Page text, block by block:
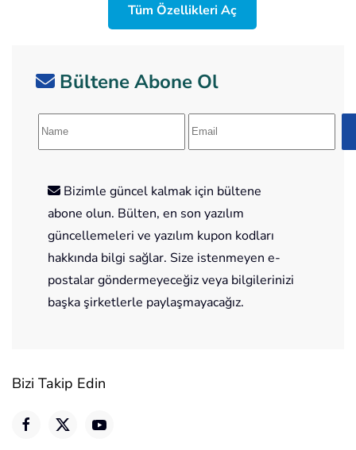
Tüm Özellikleri Aç
Bültene Abone Ol
Bizimle güncel kalmak için bültene
abone olun. Bülten, en son yazılım
güncellemeleri ve yazılım kupon kodları
hakkında bilgi sağlar. Size istenmeyen e-
postalar göndermeyeceğiz veya bilgilerinizi
başka şirketlerle paylaşmayacağız.
Bizi Takip Edin